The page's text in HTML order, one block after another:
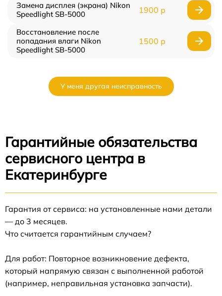
Замена дисплея (экрана) Nikon
Speedlight SB-5000
1900 р
Восстановление после
попадания влаги Nikon
Speedlight SB-5000
1500 р
У меня другая неисправность
Гарантийные обязательства
сервисного центра в
Екатеринбурге
Гарантия от сервиса: на установленные нами детали
— до 3 месяцев.
Что считается гарантийным случаем?
Для работ: Повторное возникновение дефекта,
который напрямую связан с выполненной работой
(например, неправильная установка запчасти).